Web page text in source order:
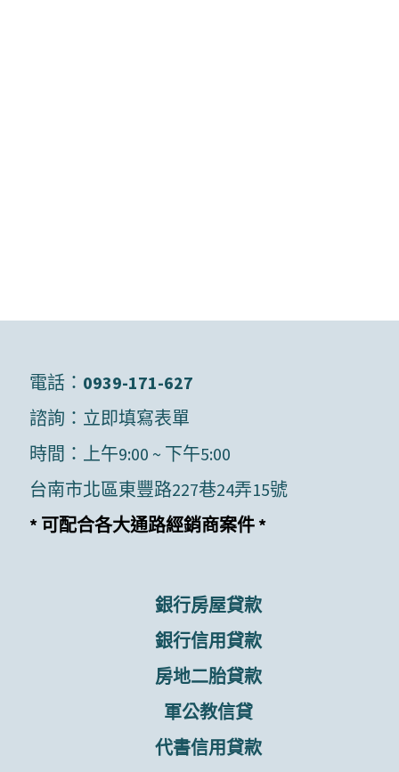
電話： 0939-171-627
諮詢： 立即填寫表單
時間：上午9:00 ~ 下午5:00
台南市北區東豐路227巷24弄15號
* 可配合各大通路經銷商案件 *
銀行房屋貸款
銀行信用貸款
房地二胎貸款
軍公教信貸
代書信用貸款